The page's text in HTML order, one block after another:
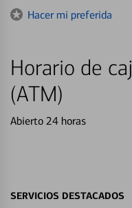
Hacer mi preferida
Horario de
(ATM)
Abierto 24 horas
SERVICIOS DESTACADOS